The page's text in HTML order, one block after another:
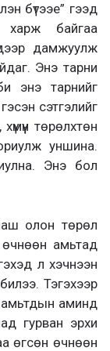
бүтээе” гээд
байгаа
дамжуулж
Энэ тарни
энэ тарнийг
сэтгэлийг
төрөлхтөн
уншина.
Энэ бол
олон төрөл
амьтад
л хэчнээн
Тэгэхээр
амьтдын аминд
гурван эрхи
өгсөн өчнөөн